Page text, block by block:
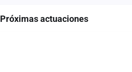
Próximas actuaciones